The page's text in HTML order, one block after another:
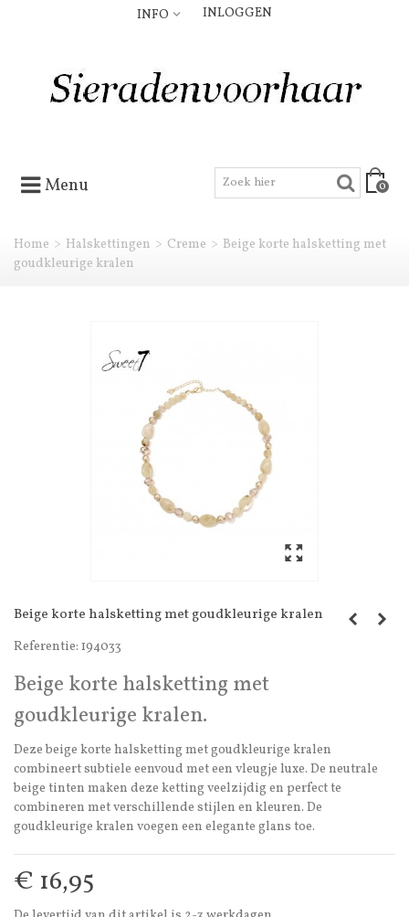
INFO INLOGGEN
Menu 0
Home > Halskettingen > Creme > Beige korte halsketting met
goudkleurige kralen
Beige korte halsketting met goudkleurige kralen
Referentie: 194033
Beige korte halsketting met
goudkleurige kralen.
Deze beige korte halsketting met goudkleurige kralen
combineert subtiele eenvoud met een vleugje luxe. De neutrale
beige tinten maken deze ketting veelzijdig en perfect te
combineren met verschillende stijlen en kleuren. De
goudkleurige kralen voegen een elegante glans toe.
€ 16,95